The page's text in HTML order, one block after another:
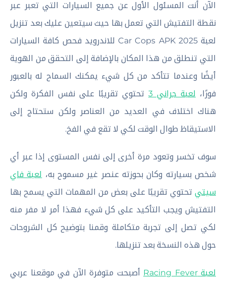
الآن أنت المسئول الأول عن جميع السيارات التي تعبر عبر
نقطة التفتيش التي تعمل بها حيث سيتعين عليك بعد تنزيل
لعبة Car Cops APK 2025 للاندرويد فحص كافة السيارات
التي تنطلق من هذا المكان بالإضافة إلى التحقق من الهوية
أيضًا وعندما تتأكد من كل شيء يمكنك السماح له بالعبور
فورًا، لعبة جراني 3
تحتوي تقريبًا على نفس الفكرة ولكن
هناك اختلاف في العديد من العناصر ولكن ستحتاج إلى
الاستيقاظ طوال الوقت لكي لا تقع في الفخ.
سوف تخسر وتعود مرة أخرى إلى نفس المستوى إذا عبر أي
شخص بسيارته وكان بحوزته عنصر غير مسموح به، لعبة فاي
سيتي تحتوي تقريبًا على بعض من المهمات التي يسمح بها
التفتيش ويجب التأكيد على كل شيء فهذا أمر لا مفر منه
لكي تصل إلى تجربة متكاملة وقمنا بتوضيح كل الشروحات
حول هذه النسخة بعد تنزيلها.
لعبة Racing Fever
أصبحت متوفرة الآن في موقعنا عربي